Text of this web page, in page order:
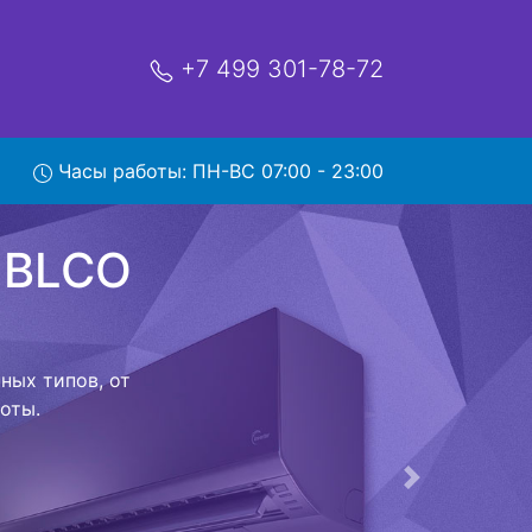
+7 499 301-78-72
Часы работы: ПН-ВС 07:00 - 23:00
60H
которая
в
с
в сервисный
к работе
Следующая